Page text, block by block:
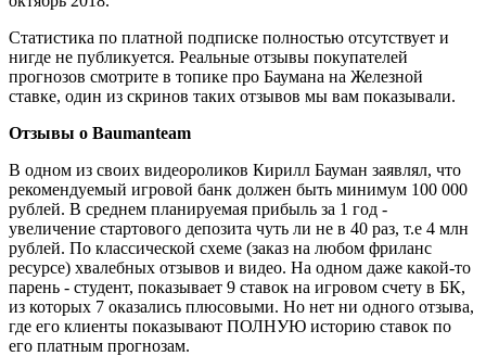
Статистика по платной подписке полностью отсутствует и
нигде не публикуется. Реальные отзывы покупателей
прогнозов смотрите в топике про Баумана на Железной
ставке, один из скринов таких отзывов мы вам показывали.
Отзывы о Baumanteam
В одном из своих видеороликов Кирилл Бауман заявлял, что
рекомендуемый игровой банк должен быть минимум 100 000
рублей. В среднем планируемая прибыль за 1 год -
увеличение стартового депозита чуть ли не в 40 раз, т.е 4 млн
рублей. По классической схеме (заказ на любом фриланс
ресурсе) хвалебных отзывов и видео. На одном даже какой-то
парень - студент, показывает 9 ставок на игровом счету в БК,
из которых 7 оказались плюсовыми. Но нет ни одного отзыва,
где его клиенты показывают ПОЛНУЮ историю ставок по
его платным прогнозам.